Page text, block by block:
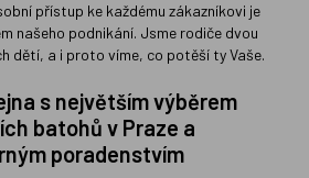
přístup ke každému zákazníkovi je
našeho podnikání. Jsme rodiče dvou
dětí, a i proto víme, co potěší ty Vaše.
s největším výběrem
batohů v Praze a
poradenstvím